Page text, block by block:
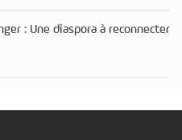
: Une diaspora à reconnecter